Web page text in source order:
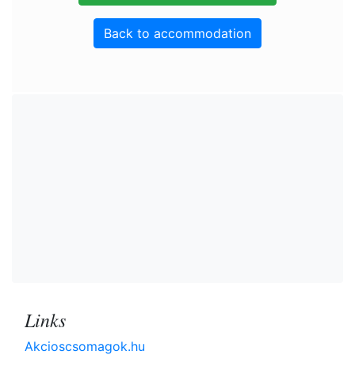
Back to accommodation
Links
Akcioscsomagok.hu